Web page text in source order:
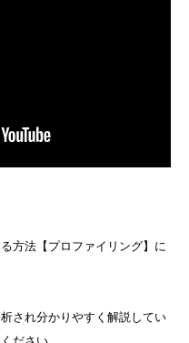
方法【プロファイリング】に
され分かりやすく解説してい